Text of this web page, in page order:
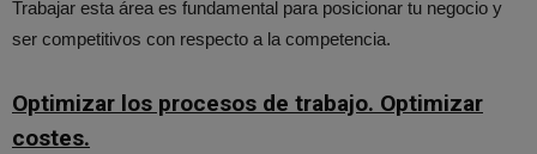
Trabajar esta área es fundamental para posicionar tu negocio y
ser competitivos con respecto a la competencia.
Optimizar los procesos de trabajo. Optimizar
costes.